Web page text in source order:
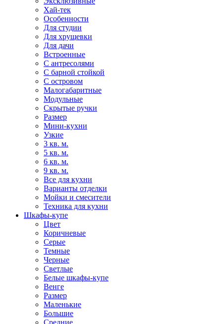
Хай-тек
Особенности
Для студии
Для хрущевки
Для дачи
Встроенные
С антресолями
С барной стойкой
С островом
Малогабаритные
Модульные
Скрытые ручки
Размер
Мини-кухни
Узкие
3 кв. м.
5 кв. м.
6 кв. м.
9 кв. м.
Все для кухни
Варианты отделки
Мойки и смесители
Техника для кухни
Шкафы-купе
Цвет
Коричневые
Серые
Темные
Черные
Светлые
Белые шкафы-купе
Венге
Размер
Маленькие
Большие
Средние